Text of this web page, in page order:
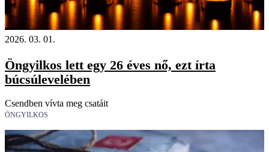
18+
2026. 03. 01.
Öngyilkos lett egy 26 éves nő, ezt írta
búcsúlevelében
Csendben vívta meg csatáit
ÖNGYILKOS